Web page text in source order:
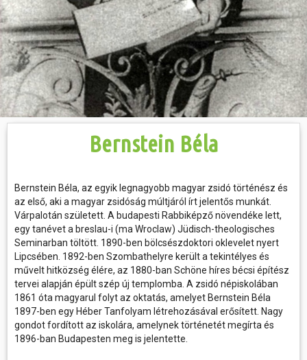
Bernstein Béla
Bernstein Béla, az egyik legnagyobb magyar zsidó történész és
az első, aki a magyar zsidóság múltjáról írt jelentős munkát.
Várpalotán született. A budapesti Rabbiképző növendéke lett,
egy tanévet a breslau-i (ma Wroclaw) Jüdisch-theologisches
Seminarban töltött. 1890-ben bölcsészdoktori oklevelet nyert
Lipcsében. 1892-ben Szombathelyre került a tekintélyes és
művelt hitközség élére, az 1880-ban Schöne híres bécsi építész
tervei alapján épült szép új templomba. A zsidó népiskolában
1861 óta magyarul folyt az oktatás, amelyet Bernstein Béla
1897-ben egy Héber Tanfolyam létrehozásával erősített. Nagy
gondot fordított az iskolára, amelynek történetét megírta és
1896-ban Budapesten meg is jelentette.